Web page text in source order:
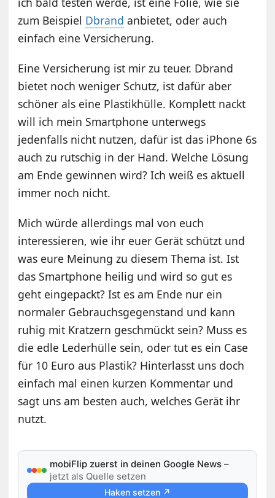
zum Beispiel Dbrand anbietet, oder auch
einfach eine Versicherung.
Eine Versicherung ist mir zu teuer. Dbrand
bietet noch weniger Schutz, ist dafür aber
schöner als eine Plastikhülle. Komplett nackt
will ich mein Smartphone unterwegs
jedenfalls nicht nutzen, dafür ist das iPhone 6s
auch zu rutschig in der Hand. Welche Lösung
am Ende gewinnen wird? Ich weiß es aktuell
immer noch nicht.
Mich würde allerdings mal von euch
interessieren, wie ihr euer Gerät schützt und
was eure Meinung zu diesem Thema ist. Ist
das Smartphone heilig und wird so gut es
geht eingepackt? Ist es am Ende nur ein
normaler Gebrauchsgegenstand und kann
ruhig mit Kratzern geschmückt sein? Muss es
die edle Lederhülle sein, oder tut es ein Case
für 10 Euro aus Plastik? Hinterlasst uns doch
einfach mal einen kurzen Kommentar und
sagt uns am besten auch, welches Gerät ihr
nutzt.
mobiFlip zuerst in deinen Google News –
jetzt als Quelle setzen
Haken setzen ↗